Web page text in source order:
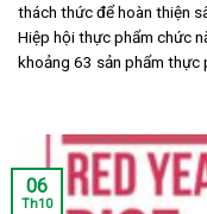
thách thức để hoàn thiện
Hiệp hội thực phẩm chức
khoảng 63 sản phẩm thực
06
Th10